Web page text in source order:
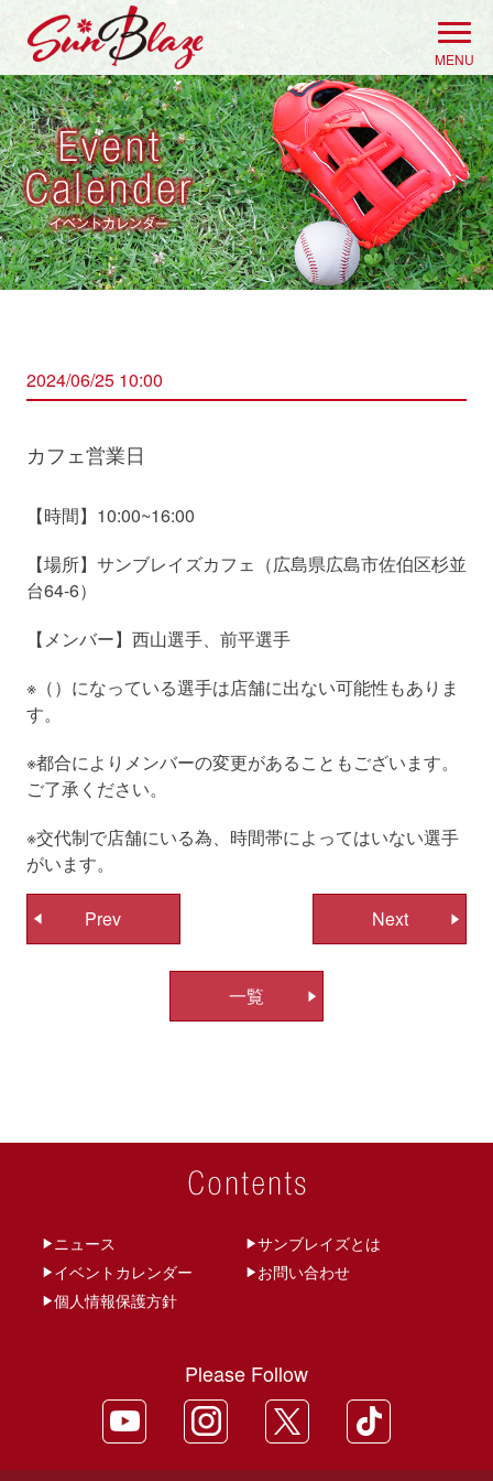
content
MENU
2024/06/25 10:00
カフェ営業日
【時間】10:00~16:00
【場所】サンブレイズカフェ（広島県広島市佐伯区杉並
台64-6）
【メンバー】西山選手、前平選手
※（）になっている選手は店舗に出ない可能性もありま
す。
※都合によりメンバーの変更があることもございます。
ご了承ください。
※交代制で店舗にいる為、時間帯によってはいない選手
がいます。
投
稿
Prev Next
一覧
ニュース
サンブレイズとは
イベントカレンダー
お問い合わせ
個人情報保護方針
Please Follow